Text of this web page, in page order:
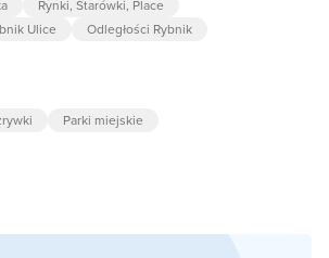
Rynki, Starówki, Place
Ulice Odległości Rybnik
Parki miejskie